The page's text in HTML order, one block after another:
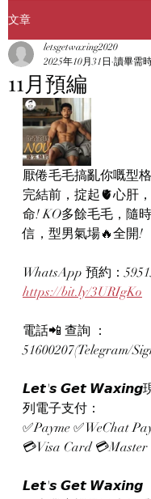
文章
11月預編
letsgetwaxing2020
2025年10月31日 讀畢需
厭倦毛毛搞亂你嘅型
完結前，掟起🫀心肝
命! KO多餘毛毛，隨
信，型男氣場🔥全開!
WhatsApp 預約：
https://bit.ly/3URIgKo
電話📲 查詢 ：
51600207(Telegram/
𝙇𝙚𝙩'𝙨 𝙂𝙚𝙩 𝙒𝙖𝙭𝙞𝙣𝙜
列電子支付：
✅Payme ✅WeChat
💳Visa Card
𝙇𝙚𝙩'𝙨 𝙂𝙚𝙩 𝙒𝙖𝙭𝙞𝙣𝙜